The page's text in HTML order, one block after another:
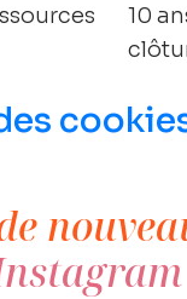
10